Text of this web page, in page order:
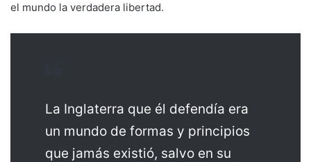
el mundo la verdadera libertad.
La Inglaterra que él defendía era
un mundo de formas y principios
que jamás existió, salvo en su